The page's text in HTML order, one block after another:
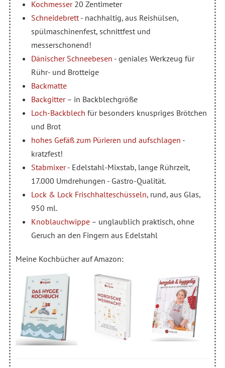
Kochmesser20 Zentimeter
Schneidebrett- nachhaltig, aus Reishülsen,
spülmaschinenfest, schnittfest und
messerschonend!
Dänischer Schneebesen - geniales Werkzeug für
Rühr- und Brotteige
Backmatte
Backgitter– in Backblechgröße
Loch-Backblech für besonders knuspriges Brötchen
und Brot
hohes Gefäß zum Pürieren und aufschlagen -
kratzfest!
Stabmixer- Edelstahl-Mixstab, lange Rührzeit,
17.000 Umdrehungen - Gastro-Qualität.
Lock & Lock Frischhalteschüsseln,rund, aus Glas,
950 ml.
Knoblauchwippe – unglaublich praktisch, ohne
Geruch an den Fingern aus Edelstahl
Meine Kochbücher auf Amazon: